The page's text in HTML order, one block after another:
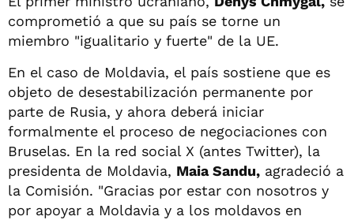
comprometió a que su país se torne un
miembro "igualitario y fuerte" de la UE.
En el caso de Moldavia, el país sostiene que es
objeto de desestabilización permanente por
parte de Rusia, y ahora deberá iniciar
formalmente el proceso de negociaciones con
Bruselas. En la red social X (antes Twitter), la
presidenta de Moldavia, Maia Sandu, agradeció a
la Comisión. "Gracias por estar con nosotros y
por apoyar a Moldavia y a los moldavos en